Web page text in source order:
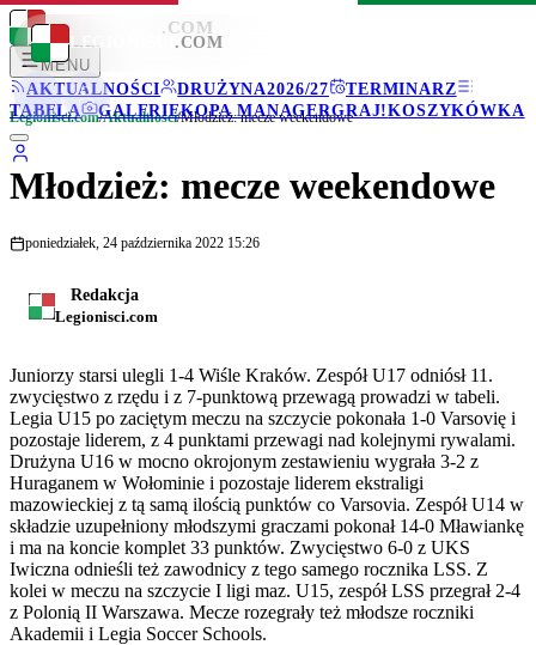
LEGIONISCI .COM
MENU
AKTUALNOŚCI
DRUŻYNA2026/27
TERMINARZ
TABELA
GALERIEKOPA MANAGERGRAJ!KOSZYKÓWKA
LEGIONISCI .COM
Legionisci.com/Aktualności/Młodzież: mecze weekendowe
Młodzież: mecze weekendowe
poniedziałek, 24 października 2022 15:26
Redakcja
Legionisci.com
Juniorzy starsi ulegli 1-4 Wiśle Kraków. Zespół U17 odniósł 11.
zwycięstwo z rzędu i z 7-punktową przewagą prowadzi w tabeli.
Legia U15 po zaciętym meczu na szczycie pokonała 1-0 Varsovię i
pozostaje liderem, z 4 punktami przewagi nad kolejnymi rywalami.
Drużyna U16 w mocno okrojonym zestawieniu wygrała 3-2 z
Huraganem w Wołominie i pozostaje liderem ekstraligi
mazowieckiej z tą samą ilością punktów co Varsovia. Zespół U14 w
składzie uzupełniony młodszymi graczami pokonał 14-0 Mławiankę
i ma na koncie komplet 33 punktów. Zwycięstwo 6-0 z UKS
Iwiczna odnieśli też zawodnicy z tego samego rocznika LSS. Z
kolei w meczu na szczycie I ligi maz. U15, zespół LSS przegrał 2-4
z Polonią II Warszawa. Mecze rozegrały też młodsze roczniki
Akademii i Legia Soccer Schools.